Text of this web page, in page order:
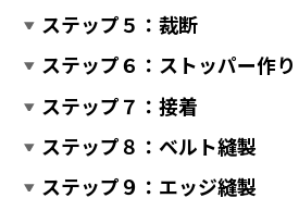
ステップ５：裁断
ステップ６：ストッパー作り
ステップ７：接着
ステップ８：ベルト縫製
ステップ９：エッジ縫製